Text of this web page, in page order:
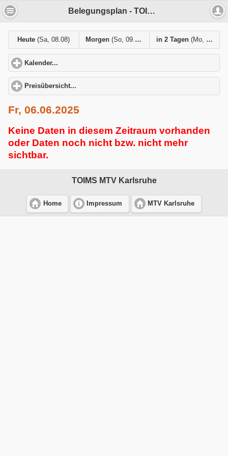
Belegungsplan - TOIMS MTV Karlsruhe
Heute(Sa, 08.08) Morgen(So, 09.08) in 2 Tagen (Mo, 10.08)
Kalender...
Preisübersicht...
Fr, 06.06.2025
Keine Daten in diesem Zeitraum vorhanden
oder Daten noch nicht bzw. nicht mehr
sichtbar.
TOIMS MTV Karlsruhe
Home Impressum MTV Karlsruhe